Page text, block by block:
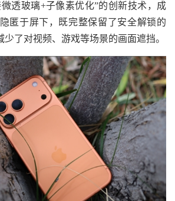
玻璃+子像素优化”的创新技术，成
匿于屏下，既完整保留了安全解锁的
了对视频、游戏等场景的画面遮挡。